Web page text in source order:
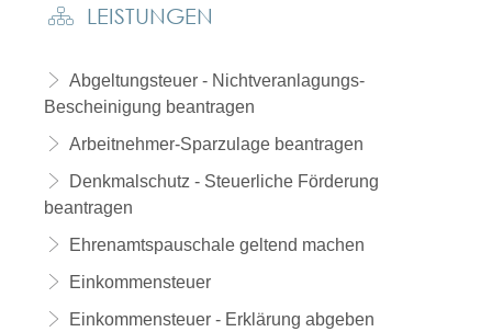
LEISTUNGEN
Abgeltungsteuer - Nichtveranlagungs-
Bescheinigung beantragen
Arbeitnehmer-Sparzulage beantragen
Denkmalschutz - Steuerliche Förderung
beantragen
Ehrenamtspauschale geltend machen
Einkommensteuer
Einkommensteuer - Erklärung abgeben